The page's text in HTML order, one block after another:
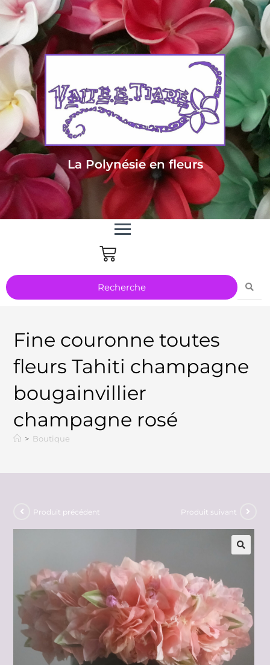
Livraison sous 24/48h en Métropole - Frais de livraison offert dès 85
euros d'achat en Métropole, dès 150 euros pour le reste du monde
La Polynésie en fleurs
Fine couronne toutes
fleurs Tahiti champagne
bougainvillier
champagne rosé
> Boutique
Produit précédent Produit suivant